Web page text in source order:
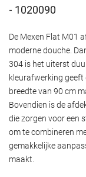
- 1020090
De Mexen Flat M01
moderne douche.
304 is het uiterst
kleurafwerking geeft
breedte van 90 cm
Bovendien is de
die zorgen voor een
om te combineren
gemakkelijke
maakt.